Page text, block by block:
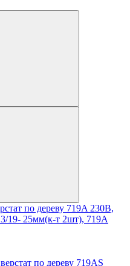
по дереву 719A 230В,
19- 25мм(к-т 2шт), 719A